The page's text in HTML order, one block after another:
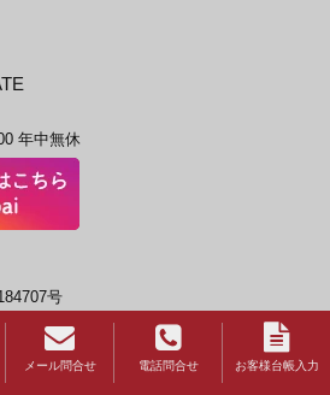
メール問合せ 電話問合せ お客様台帳入力
年中無休
号
号
号
号
号